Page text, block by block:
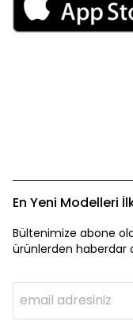
En Yeni Modelleri
Bültenimize abone
ürünlerden haberdar